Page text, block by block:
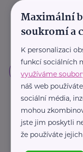
Maximální
soukromí a
K personalizaci
funkcí sociálních
využíváme
náš web
sociální média,
mohou
jste jim poskytli
že používáte